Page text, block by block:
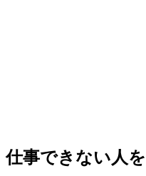
仕事できない人